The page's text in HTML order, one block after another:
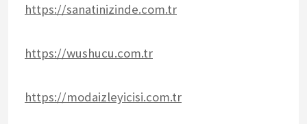
https://sanatinizinde.com.tr
https://wushucu.com.tr
https://modaizleyicisi.com.tr